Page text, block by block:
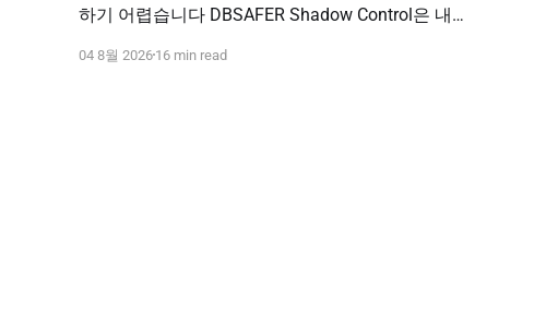
하기 어렵습니다 DBSAFER Shadow Control은 내부
제어 체계 연계를 하나의 보안 운영 흐름으로 제공합
04 8월 2026 16 min read